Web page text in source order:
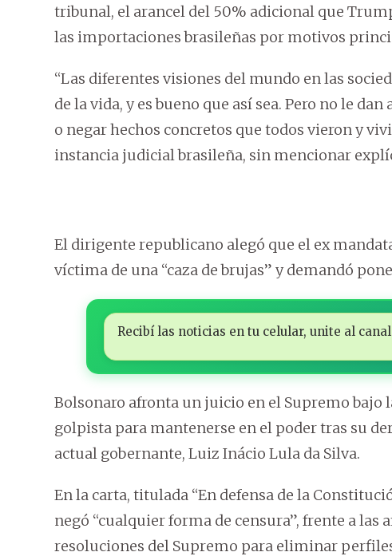
tribunal, el arancel del 50% adicional que
las importaciones brasileñas por motivos
“Las diferentes visiones del mundo en las
de la vida, y es bueno que así sea. Pero no le
o negar hechos concretos que todos vieron y
instancia judicial brasileña, sin mencionar
El dirigente republicano alegó que el ex
víctima de una “caza de brujas” y demandó
Recibí las noticias en tu celular, unite al
Bolsonaro afronta un juicio en el Supremo bajo
golpista para mantenerse en el poder tras su
actual gobernante, Luiz Inácio Lula da Silva.
En la carta, titulada “En defensa de la
negó “cualquier forma de censura”, frente a
resoluciones del Supremo para eliminar